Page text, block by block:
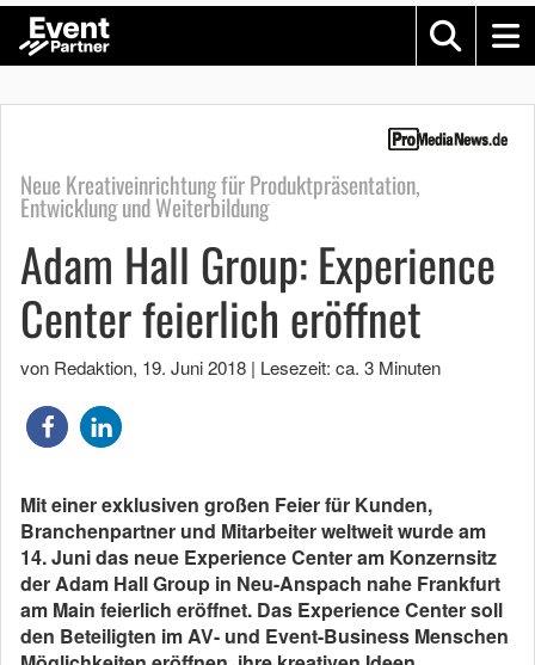
Neue Kreativeinrichtung für Produktpräsentation,
Entwicklung und Weiterbildung
Adam Hall Group: Experience
Center feierlich eröffnet
von Redaktion, 19. Juni 2018 | Lesezeit: ca. 3 Minuten
Mit einer exklusiven großen Feier für Kunden,
Branchenpartner und Mitarbeiter weltweit wurde am
14. Juni das neue Experience Center am Konzernsitz
der Adam Hall Group in Neu-Anspach nahe Frankfurt
am Main feierlich eröffnet. Das Experience Center soll
den Beteiligten im AV- und Event-Business Menschen